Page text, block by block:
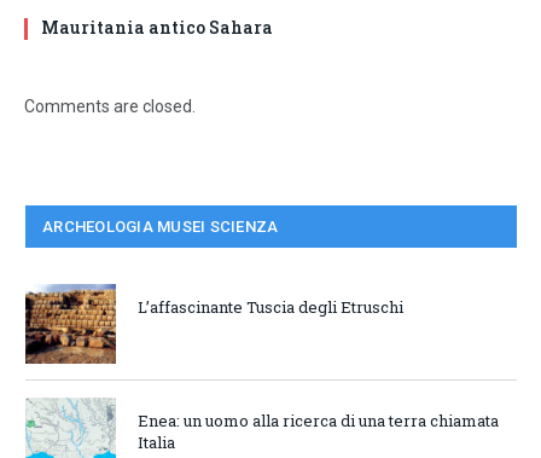
Mauritania antico Sahara
Comments are closed.
ARCHEOLOGIA MUSEI SCIENZA
L’affascinante Tuscia degli Etruschi
Enea: un uomo alla ricerca di una terra chiamata
Italia